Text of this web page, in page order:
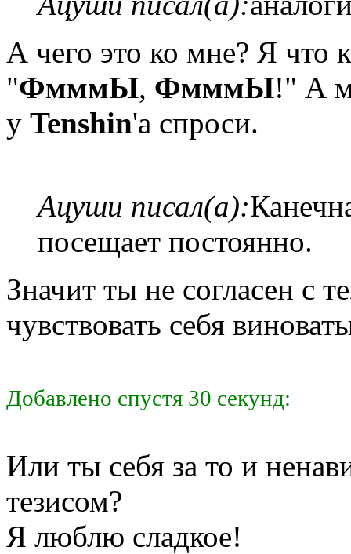
А чего это ко мне? Я что
"ФмммЫ, ФмммЫ!" А
у Tenshin'а спроси.
Ацуши писал(а):
посещает постоянно.
Значит ты не согласен с
чувствовать себя
Добавлено спустя 30 секунд:
Или ты себя за то и
тезисом?
Я люблю сладкое!